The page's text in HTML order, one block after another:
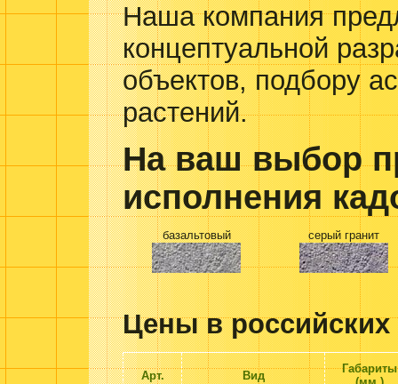
Наша компания
концептуальной
объектов, подбору
растений.
На ваш выбор
исполнения
базальтовый серый гранит
Цены в российских
Арт. Вид
Габариты